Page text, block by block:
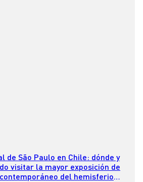
de São Paulo en Chile: dónde y
visitar la mayor exposición de
del hemisferio